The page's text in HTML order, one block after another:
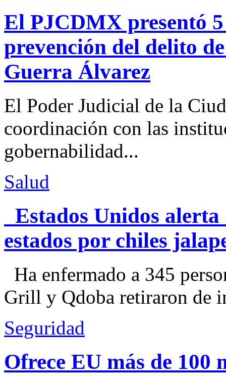
El PJCDMX presentó
prevención del delito
Guerra Álvarez
El Poder Judicial de la
coordinación con las
gobernabilidad...
Salud
Estados Unidos alerta
estados por chiles
Ha enfermado a 345
Grill y Qdoba retiraron de
Seguridad
Ofrece EU más de 100